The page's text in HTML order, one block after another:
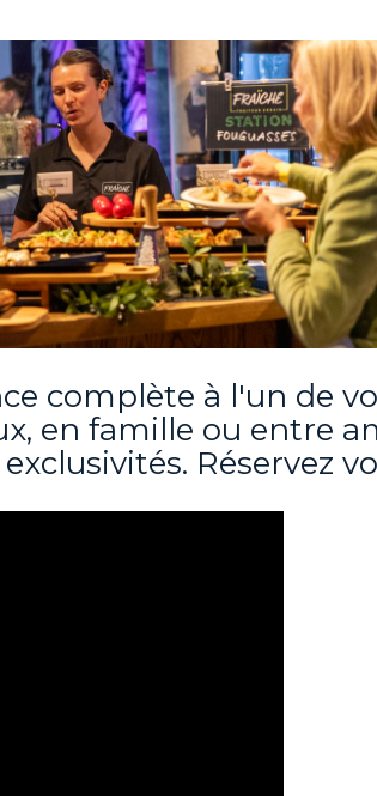
complète à l'un de
en famille ou entre
Réservez